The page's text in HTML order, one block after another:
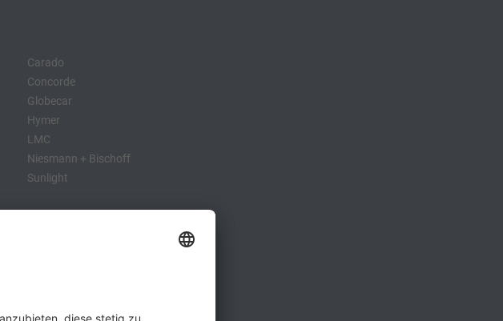
Carado
Concorde
Globecar
Hymer
LMC
Niesmann + Bischoff
Sunlight